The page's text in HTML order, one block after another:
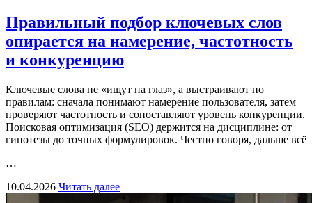
Правильный подбор ключевых слов
опирается на намерение, частотность
и конкуренцию
Ключевые слова не «ищут на глаз», а выстраивают по
правилам: сначала понимают намерение пользователя, затем
проверяют частотность и сопоставляют уровень конкуренции.
Поисковая оптимизация (SEO) держится на дисциплине: от
гипотезы до точных формулировок. Честно говоря, дальше всё
…
10.04.2026 Читать далее